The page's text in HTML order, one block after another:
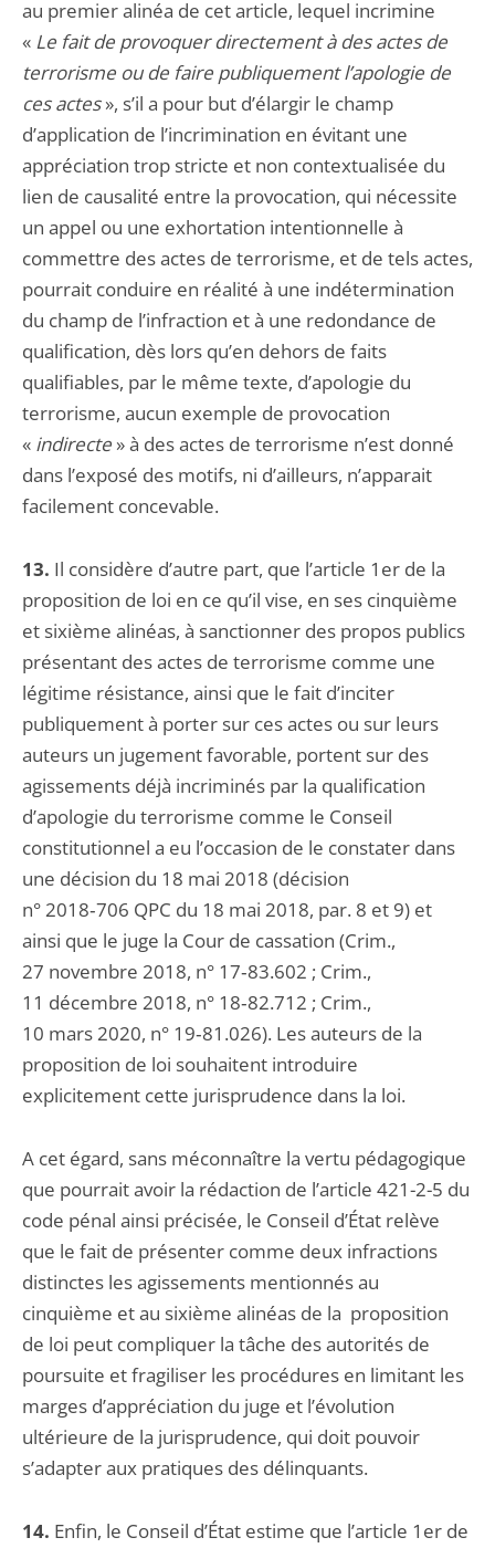
au premier alinéa de cet article, lequel incrimine
« Le fait de provoquer directement à des actes de
terrorisme ou de faire publiquement l’apologie de
ces actes», s’il a pour but d’élargir le champ
d’application de l’incrimination en évitant une
appréciation trop stricte et non contextualisée du
lien de causalité entre la provocation, qui nécessite
un appel ou une exhortation intentionnelle à
commettre des actes de terrorisme, et de tels actes,
pourrait conduire en réalité à une indétermination
du champ de l’infraction et à une redondance de
qualification, dès lors qu’en dehors de faits
qualifiables, par le même texte, d’apologie du
terrorisme, aucun exemple de provocation
« indirecte » à des actes de terrorisme n’est donné
dans l’exposé des motifs, ni d’ailleurs, n’apparait
facilement concevable.
13. Il considère d’autre part, que l’article 1er de la
proposition de loi en ce qu’il vise, en ses cinquième
et sixième alinéas, à sanctionner des propos publics
présentant des actes de terrorisme comme une
légitime résistance, ainsi que le fait d’inciter
publiquement à porter sur ces actes ou sur leurs
auteurs un jugement favorable, portent sur des
agissements déjà incriminés par la qualification
d’apologie du terrorisme comme le Conseil
constitutionnel a eu l’occasion de le constater dans
une décision du 18 mai 2018 (décision
n° 2018‑706 QPC du 18 mai 2018, par. 8 et 9) et
ainsi que le juge la Cour de cassation (Crim.,
27 novembre 2018, n° 17‑83.602 ; Crim.,
11 décembre 2018, n° 18‑82.712 ; Crim.,
10 mars 2020, n° 19‑81.026). Les auteurs de la
proposition de loi souhaitent introduire
explicitement cette jurisprudence dans la loi.
A cet égard, sans méconnaître la vertu pédagogique
que pourrait avoir la rédaction de l’article 421-2-5 du
code pénal ainsi précisée, le Conseil d’État relève
que le fait de présenter comme deux infractions
distinctes les agissements mentionnés au
cinquième et au sixième alinéas de la proposition
de loi peut compliquer la tâche des autorités de
poursuite et fragiliser les procédures en limitant les
marges d’appréciation du juge et l’évolution
ultérieure de la jurisprudence, qui doit pouvoir
s’adapter aux pratiques des délinquants.
14. Enfin, le Conseil d’État estime que l’article 1er de